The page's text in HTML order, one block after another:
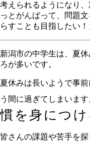
考えられるようになり
っとがんばって、問題
らすことも目指したい
新潟市の中学生は、夏
ろが多いです。
夏休みは長いようで事
う間に過ぎてしまいます
慣を身につけ
皆さんの課題や苦手を